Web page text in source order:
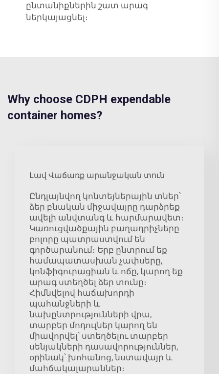
ընտանիքներին շատ արագ
ներկայացնել։
Why choose CDPH expendable
container homes?
Լավ Վաճառք արանջական տուն
Ընդլայնվող կոնտեյներային տներ՝
ձեր բնական միջավայրը դարձրեք
ավելի անվտանգ և հարմարավետ։
Կառուցվածքային բաղադրիչները
բոլորը պատրաստվում են
գործարանում։ Երբ ընտրում եք
համապատասխան չափսերը,
կոնֆիգուրացիան և ոճը, կարող եք
արագ ստեղծել ձեր տունը։
Հիմնվելով հաճախորդի
պահանջների և
նախընտրությունների վրա,
տարբեր մոդուլներ կարող են
միավորվել՝ ստեղծելու տարբեր
սենյակների դասավորություններ,
օրինակ՝ խոհանոց, նստավայր և
մահճակալարաններ։